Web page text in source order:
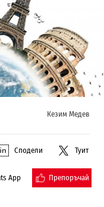
Кезим Медев
Сподели Туит
App Препоръчай